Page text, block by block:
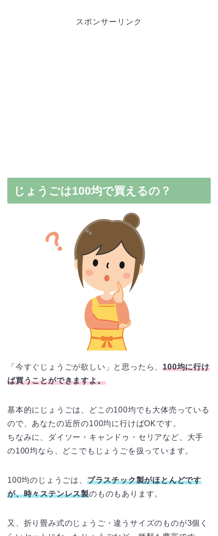
スポンサーリンク
じょうごは100均で買えるの？
「今すぐじょうごが欲しい」と思ったら、100均に行け
ば買うことができますよ。
基本的にじょうごは、どこの100均でも大体売っている
ので、あなたの近所の100均に行けばOKです。
ちなみに、ダイソー・キャンドゥ・セリアなど、大手
の100均なら、どこでもじょうごを扱っています。
100均のじょうごは、 プラスチック製がほとんどです
が、時々ステンレス製のものもあります。
又、折り畳み式のじょうご・違うサイズのものが3個く